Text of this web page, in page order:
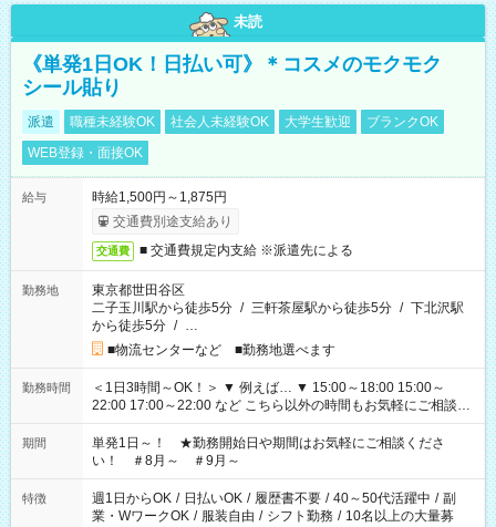
未読
《単発1日OK！日払い可》＊コスメのモクモク
シール貼り
派遣 職種未経験OK 社会人未経験OK 大学生歓迎
ブランクOK
WEB登録・面接OK
給与
時給1,500円～1,875円
交通費別途支給あり
交通費 ■ 交通費規定内支給 ※派遣先による
勤務地
東京都世田谷区
二子玉川駅から徒歩5分 / 三軒茶屋駅から徒歩5分 / 下北沢駅
から徒歩5分 / …
■物流センターなど ■勤務地選べます
勤務時間
＜1日3時間～OK！＞ ▼ 例えば… ▼ 15:00～18:00 15:00～
22:00 17:00～22:00 など こちら以外の時間もお気軽にご相談く
ださい！
期間
単発1日～！ ★勤務開始日や期間はお気軽にご相談くださ
い！ ＃8月～ ＃9月～
特徴 週1日からOK / 日払いOK / 履歴書不要 / 40～50代活躍中 / 副
業・WワークOK / 服装自由 / シフト勤務 / 10名以上の大量募